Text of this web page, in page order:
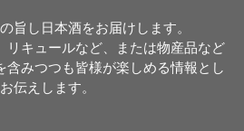
旨し日本酒をお届けします。
リキュールなど、または物産品など
含みつつも皆様が楽しめる情報とし
伝えします。